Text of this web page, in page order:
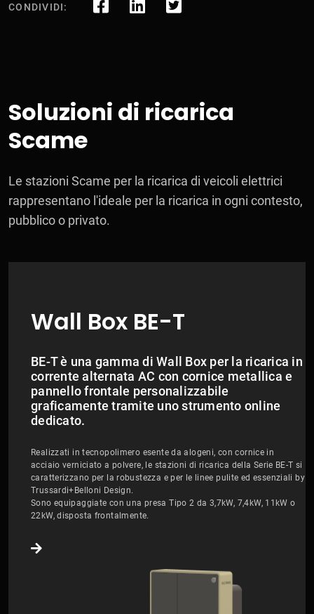
CONDIVIDI:
Soluzioni di ricarica
Scame
Le stazioni Scame per la ricarica di veicoli elettrici
rappresentano l'ideale per la ricarica in ogni contesto,
pubblico o privato.
Wall Box BE-T
BE-T è una gamma di Wall Box per la ricarica in
corrente alternata AC con cornice metallica e
pannello frontale personalizzabile
graficamente tramite uno strumento online
dedicato.
Realizzati in tecnopolimero esente da alogeni, con cornice in
acciaio verniciato a polvere, le stazioni di ricarica della Serie BE-T si
caratterizzano per la robustezza e per le linee pulite ed essenziali by
Trussardi+Belloni Design.
Sono equipaggiate con una presa Tipo 2 da 3,7kW, 7,4kW, 11kW o
22kW, disposta frontalmente.